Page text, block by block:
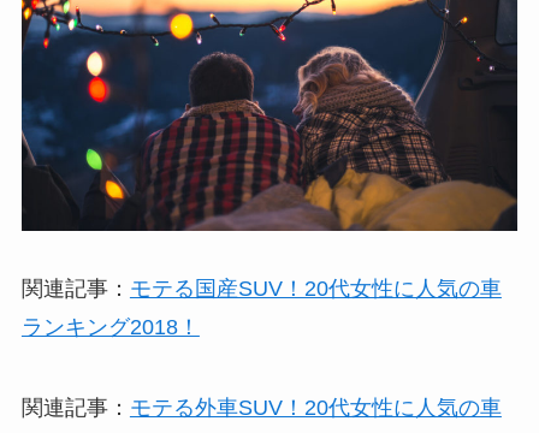
関連記事： モテる国産SUV！20代女性に人気の車
ランキング2018！
関連記事： モテる外車SUV！20代女性に人気の車